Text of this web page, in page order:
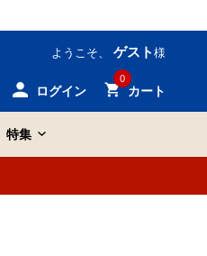
ようこそ、 ゲスト 様
ログイン
0
カート
特集